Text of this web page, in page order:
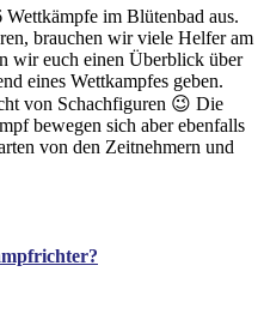
im Blütenbad aus.
brauchen wir viele Helfer am
wir euch einen Überblick über
eines Wettkampfes geben.
von Schachfiguren 😉 Die
bewegen sich aber ebenfalls
von den Zeitnehmern und